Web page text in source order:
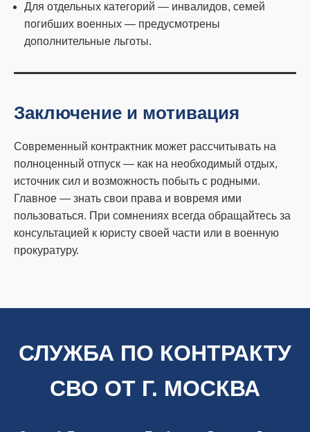
Для отдельных категорий — инвалидов, семей
погибших военных — предусмотрены
дополнительные льготы.
Заключение и мотивация
Современный контрактник может рассчитывать на
полноценный отпуск — как на необходимый отдых,
источник сил и возможность побыть с родными.
Главное — знать свои права и вовремя ими
пользоваться. При сомнениях всегда обращайтесь за
консультацией к юристу своей части или в военную
прокуратуру.
СЛУЖБА ПО КОНТРАКТУ
СВО ОТ Г. МОСКВА